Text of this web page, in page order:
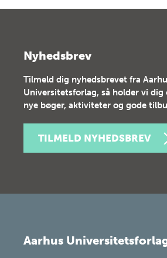
Nyhedsbrev
Tilmeld dig nyhedsbrevet fra
Universitetsforlag, så holder vi
nye bøger, aktiviteter og gode
TILMELD NYHEDSBREV
Aarhus